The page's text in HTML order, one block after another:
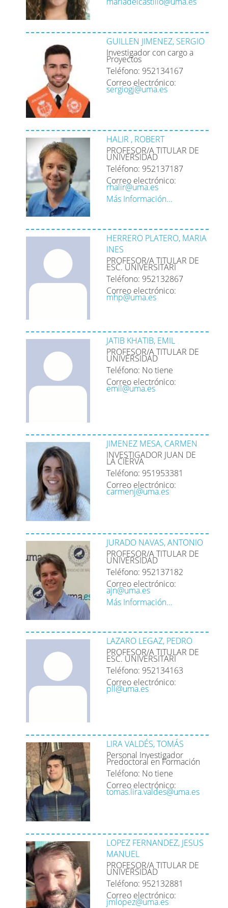
GUILLEN JIMENEZ, SERGIO
Investigador con cargo a
Proyectos
Teléfono: 952134167
Correo electrónico:
sergiogj@uma.es
HALIR , ROBERT
PROFESOR/A TITULAR DE
UNIVERSIDAD
Teléfono: 952137187
Correo electrónico:
rhalir@uma.es
Más Información...
HERRERO PLATERO, MARIA
INES
PROFESOR/A TITULAR DE
ESC. UNIVERSITARI
Teléfono: 952132867
Correo electrónico:
mhp@uma.es
JATIB KHATIB, EMIL
PROFESOR/A TITULAR DE
UNIVERSIDAD
Teléfono: No tiene
Correo electrónico:
emil@uma.es
JIMENEZ MESA, CARMEN
INVESTIGADOR JUAN DE
LA CIERVA
Teléfono: 951953381
Correo electrónico:
carmenj@uma.es
JURADO NAVAS, ANTONIO
PROFESOR/A TITULAR DE
UNIVERSIDAD
Teléfono: 952137182
Correo electrónico:
ajn@uma.es
Más Información...
LAZARO LEGAZ, PEDRO
PROFESOR/A TITULAR DE
ESC. UNIVERSITARI
Teléfono: 952134163
Correo electrónico:
pll@uma.es
LIRA VALDÉS, TOMÁS
Personal Investigador
Predoctoral en Formación
Teléfono: No tiene
Correo electrónico:
tomas.lira.valdes@uma.es
LOPEZ FERNANDEZ, JESUS
MANUEL
PROFESOR/A TITULAR DE
UNIVERSIDAD
Teléfono: 952132881
Correo electrónico:
jmlopez@uma.es